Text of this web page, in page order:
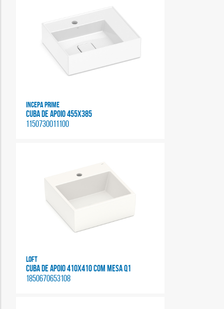
Incepa Prime
CUBA DE APOIO 455X385
1150730011100
Loft
CUBA DE APOIO 410X410 COM MESA Q1
1850670653108